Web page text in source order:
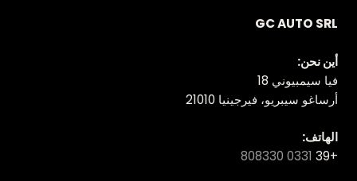
GC AUTO SRL
أين نحن:
فيا سيمبيوني 18
أرساغو سيبريو، فيرجينيا 21010
الهاتف:
+39
0331 808330